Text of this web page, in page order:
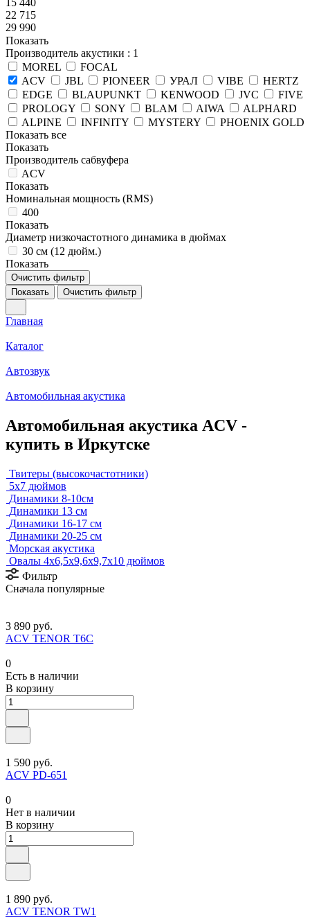
22 715
29 990
Показать
Производитель акустики : 1
MOREL
FOCAL
ACV
JBL PIONEER УРАЛ VIBE
HERTZ
EDGE
BLAUPUNKT KENWOOD JVC
FIVE
PROLOGY
SONY BLAM AIWA
ALPHARD
ALPINE
INFINITY MYSTERY
PHOENIX GOLD
Показать все
Показать
Производитель сабвуфера
ACV
Показать
Номинальная мощность (RMS)
400
Показать
Диаметр низкочастотного динамика в дюймах
30 см (12 дюйм.)
Показать
Очистить фильтр
Показать
Очистить фильтр
Главная
Каталог
Автозвук
Автомобильная акустика
Автомобильная акустика ACV -
купить в Иркутске
Твитеры (высокочастотники)
5x7 дюймов
Динамики 8-10см
Динамики 13 см
Динамики 16-17 см
Динамики 20-25 см
Морская акустика
Овалы 4х6,5х9,6x9,7х10 дюймов
Фильтр
Сначала популярные
3 890 руб.
ACV TENOR T6C
0
Есть в наличии
В корзину
1 590 руб.
ACV PD-651
0
Нет в наличии
В корзину
1 890 руб.
ACV TENOR TW1